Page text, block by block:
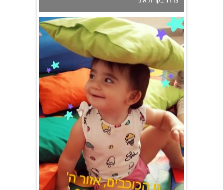
גן הכוכבים באשדוד - גן ילדים וצהרון